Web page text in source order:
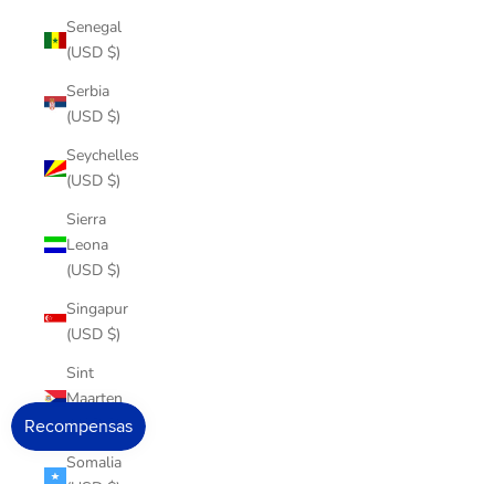
Senegal
(USD $)
Serbia
(USD $)
Seychelles
(USD $)
Sierra
Leona
(USD $)
Singapur
(USD $)
Sint
Maarten
(USD $)
Somalia